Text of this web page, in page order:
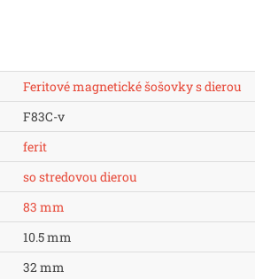
Feritové magnetické šošovky s dierou
F83C-v
ferit
so stredovou dierou
83 mm
10.5 mm
32 mm